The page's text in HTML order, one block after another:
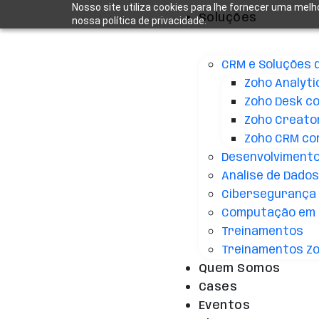
Nosso site utiliza cookies para lhe fornecer uma
nossa política de privacidade.Soluções
CRM e Soluções
Zoho
Zoho Desk
Zoho
Zoho CRM
Análise de
Cibersegurança
Computação
Treinamentos
Treinamentos
Quem Somos
Cases
Eventos